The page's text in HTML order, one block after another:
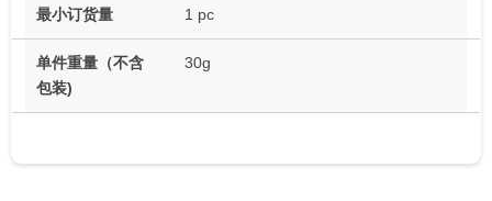
最小订货量 1 pc
单件重量（不含
包装)
30g